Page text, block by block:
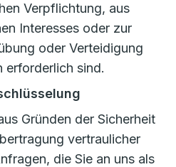
Verpflichtung, aus
Interesses oder zur
oder Verteidigung
erforderlich sind.
Gründen der Sicherheit
vertraulicher
die Sie an uns als